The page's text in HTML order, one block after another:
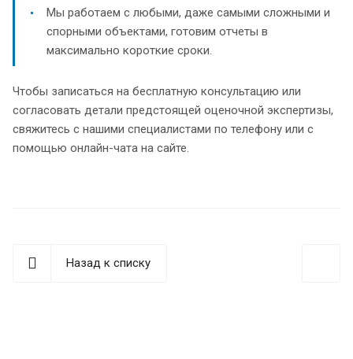
Мы работаем с любыми, даже самыми сложными и
спорными объектами, готовим отчеты в
максимально короткие сроки.
Чтобы записаться на бесплатную консультацию или
согласовать детали предстоящей оценочной экспертизы,
свяжитесь с нашими специалистами по телефону или с
помощью онлайн-чата на сайте.
Назад к списку